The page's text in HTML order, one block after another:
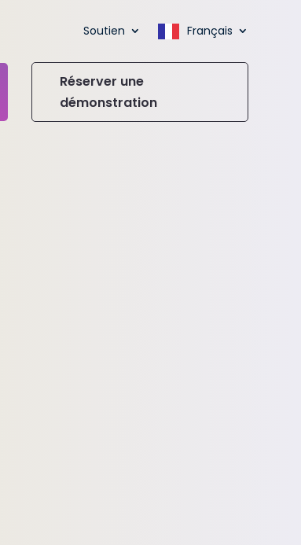
Soutien Français
Réserver une
démonstration